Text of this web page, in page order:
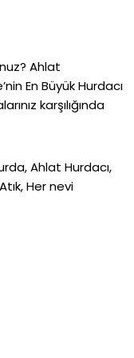
Ahlat
En Büyük Hurdacı
karşılığında
Ahlat Hurdacı,
Her nevi